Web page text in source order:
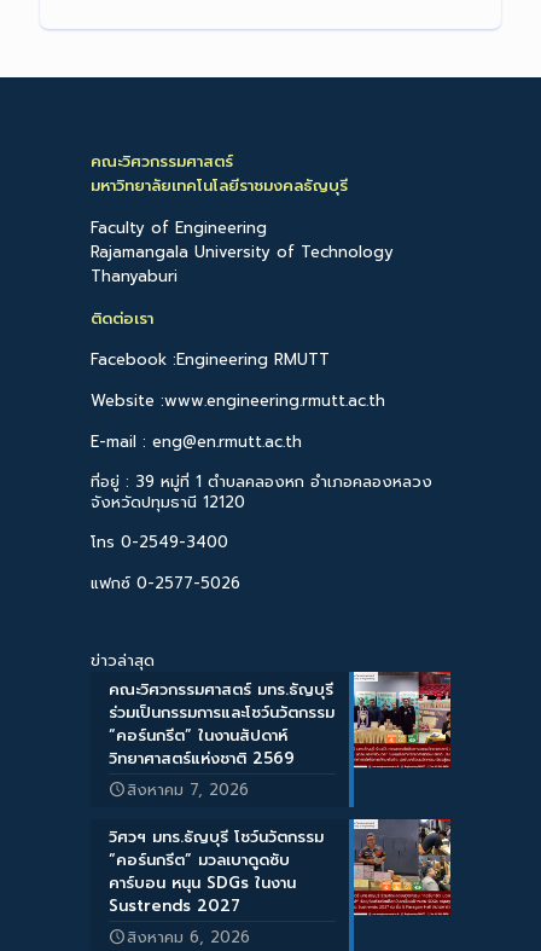
คณะวิศวกรรมศาสตร์
มหาวิทยาลัยเทคโนโลยีราชมงคลธัญบุรี
Faculty of Engineering
Rajamangala University of Technology
Thanyaburi
ติดต่อเรา
Facebook :Engineering RMUTT
Website :www.engineering.rmutt.ac.th
E-mail : eng@en.rmutt.ac.th
ที่อยู่ : 39 หมู่ที่ 1 ตำบลคลองหก อำเภอคลองหลวง
จังหวัดปทุมธานี 12120
โทร 0-2549-3400
แฟกซ์ 0-2577-5026
ข่าวล่าสุด
คณะวิศวกรรมศาสตร์ มทร.ธัญบุรี
ร่วมเป็นกรรมการและโชว์นวัตกรรม
“คอร์นกรีต” ในงานสัปดาห์
วิทยาศาสตร์แห่งชาติ 2569
สิงหาคม 7, 2026
วิศวฯ มทร.ธัญบุรี โชว์นวัตกรรม
“คอร์นกรีต” มวลเบาดูดซับ
คาร์บอน หนุน SDGs ในงาน
Sustrends 2027
สิงหาคม 6, 2026